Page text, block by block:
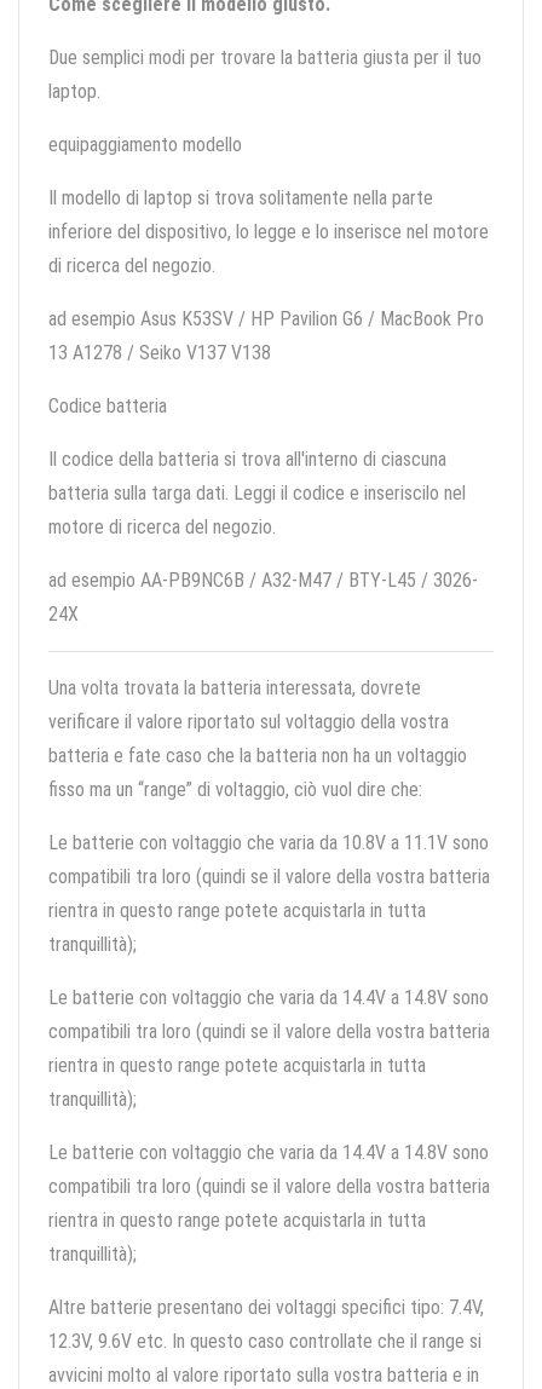
Come scegliere il modello giusto.
Due semplici modi per trovare la batteria giusta per il tuo
laptop.
equipaggiamento modello
Il modello di laptop si trova solitamente nella parte
inferiore del dispositivo, lo legge e lo inserisce nel motore
di ricerca del negozio.
ad esempio Asus K53SV / HP Pavilion G6 / MacBook Pro
13 A1278 / Seiko V137 V138
Codice batteria
Il codice della batteria si trova all'interno di ciascuna
batteria sulla targa dati. Leggi il codice e inseriscilo nel
motore di ricerca del negozio.
ad esempio AA-PB9NC6B / A32-M47 / BTY-L45 / 3026-
24X
Una volta trovata la batteria interessata, dovrete
verificare il valore riportato sul voltaggio della vostra
batteria e fate caso che la batteria non ha un voltaggio
fisso ma un “range” di voltaggio, ciò vuol dire che:
Le batterie con voltaggio che varia da 10.8V a 11.1V sono
compatibili tra loro (quindi se il valore della vostra batteria
rientra in questo range potete acquistarla in tutta
tranquillità);
Le batterie con voltaggio che varia da 14.4V a 14.8V sono
compatibili tra loro (quindi se il valore della vostra batteria
rientra in questo range potete acquistarla in tutta
tranquillità);
Le batterie con voltaggio che varia da 14.4V a 14.8V sono
compatibili tra loro (quindi se il valore della vostra batteria
rientra in questo range potete acquistarla in tutta
tranquillità);
Altre batterie presentano dei voltaggi specifici tipo: 7.4V,
12.3V, 9.6V etc. In questo caso controllate che il range si
avvicini molto al valore riportato sulla vostra batteria e in